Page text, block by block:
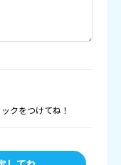
クをつけてね！